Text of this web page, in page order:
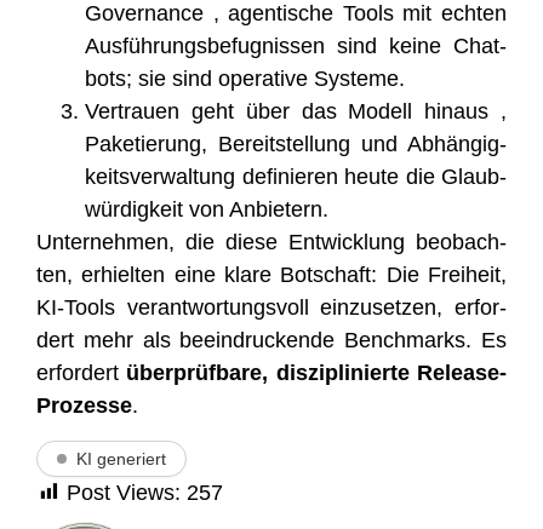
Gover­nan­ce , agen­ti­sche Tools mit ech­ten
Aus­füh­rungs­be­fug­nis­sen sind kei­ne Chat­
bots; sie sind ope­ra­ti­ve Systeme.
Ver­trau­en geht über das Modell hin­aus ,
Pake­tie­rung, Bereit­stel­lung und Abhän­gig­
keits­ver­wal­tung defi­nie­ren heu­te die Glaub­
wür­dig­keit von Anbietern.
Unter­neh­men, die die­se Ent­wick­lung beob­ach­
ten, erhiel­ten eine kla­re Bot­schaft: Die Frei­heit,
KI-Tools ver­ant­wor­tungs­voll ein­zu­set­zen, erfor­
dert mehr als beein­dru­cken­de Bench­marks. Es
erfor­dert über­prüf­ba­re, dis­zi­pli­nier­te Release-
Pro­zes­se.
KI generiert
Post Views: 257